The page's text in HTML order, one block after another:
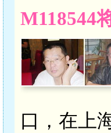
M118544
口，在上